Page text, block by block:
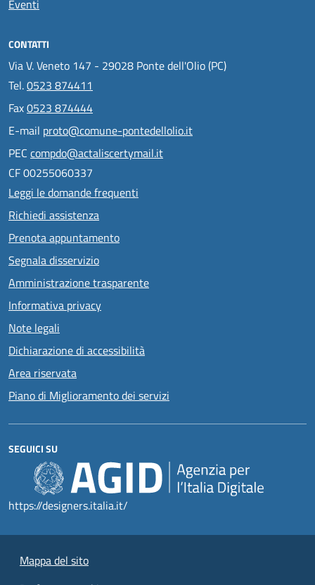
Eventi
CONTATTI
Via V. Veneto 147 - 29028 Ponte dell'Olio (PC)
Tel.0523 874411
Fax0523 874444
E-mail proto@comune-pontedellolio.it
PEC compdo@actaliscertymail.it
CF 00255060337
Leggi le domande frequenti
Richiedi assistenza
Prenota appuntamento
Segnala disservizio
Amministrazione trasparente
Informativa privacy
Note legali
Dichiarazione di accessibilità
Area riservata
Piano di Miglioramento dei servizi
SEGUICI SU
https://designers.italia.it/
Mappa del sito